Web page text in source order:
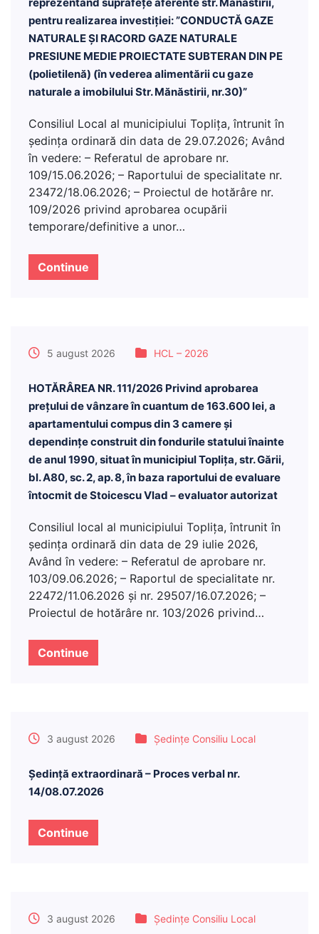
pentru realizarea investiției: ”CONDUCTĂ GAZE
NATURALE ȘI RACORD GAZE NATURALE
PRESIUNE MEDIE PROIECTATE SUBTERAN DIN PE
(polietilenă) (în vederea alimentării cu gaze
naturale a imobilului Str. Mănăstirii, nr.30)”
Consiliul Local al municipiului Topliţa, întrunit în
şedinţa ordinară din data de 29.07.2026; Având
în vedere: – Referatul de aprobare nr.
109/15.06.2026; – Raportului de specialitate nr.
23472/18.06.2026; – Proiectul de hotărâre nr.
109/2026 privind aprobarea ocupării
temporare/definitive a unor…
Continue
5 august 2026 HCL – 2026
HOTĂRÂREA NR. 111/2026 Privind aprobarea
preţului de vânzare în cuantum de 163.600 lei, a
apartamentului compus din 3 camere și
dependințe construit din fondurile statului înainte
de anul 1990, situat în municipiul Toplița, str. Gării,
bl. A80, sc. 2, ap. 8, în baza raportului de evaluare
întocmit de Stoicescu Vlad – evaluator autorizat
Consiliul local al municipiului Toplița, întrunit în
ședința ordinară din data de 29 iulie 2026,
Având în vedere: – Referatul de aprobare nr.
103/09.06.2026; – Raportul de specialitate nr.
22472/11.06.2026 și nr. 29507/16.07.2026; –
Proiectul de hotărâre nr. 103/2026 privind…
Continue
3 august 2026 Ședințe Consiliu Local
Ședință extraordinară – Proces verbal nr.
14/08.07.2026
Continue
3 august 2026 Ședințe Consiliu Local